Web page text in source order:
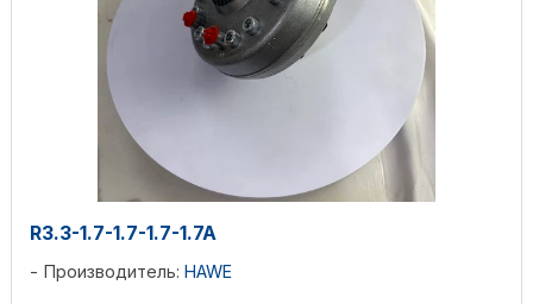
R3.3-1.7-1.7-1.7-1.7A
Производитель: HAWE